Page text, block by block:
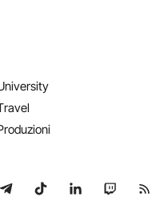
su WhatsApp
Seguici su Telegram
Seguici su TikTok
Seguici su
Seguici